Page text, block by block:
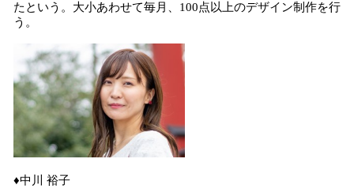
たという。大小あわせて毎月、100点以上のデザイン制作を行
う。
♦中川 裕子